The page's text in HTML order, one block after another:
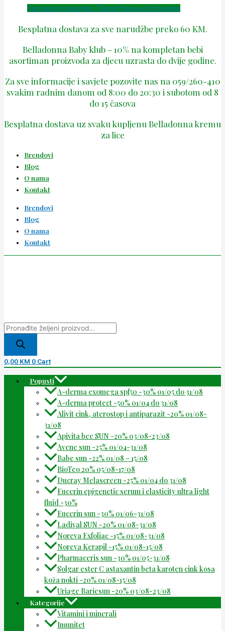
Facebook Instagram Tiktok Phone-alt Envelope
Besplatna dostava za sve narudžbe preko 60 KM.
Belladonna Baby klub - 10% na kompletan bebi
asortiman proizvoda za djecu uzrasta do dvije godine.
Za sve informacije i savjete pozovite nas na 059/260-410
svakim radnim danom od 8:00 do 20:30 i subotom od 8
do 15 časova
Besplatna dostava uz svaku kupljenu Belladonna kremu
za lice
Brendovi
Blog
O nama
Kontakt
Brendovi
Blog
O nama
Kontakt
0,00 KM 0 Cart
Popusti
A-derma exomega spf50 -30% 01/05 do 31/08
A-derma protect -50% 01/04 do 31/08
Alivit cink, aterostop i antiparazit -20% 01/08-
31/08
Apivita bee SUN -20% 03/08-23/08
Avene sun -25% 01/04-31/08
Babe sun -22% 01/08 – 15/08
BioTeo 20% 05/08-17/08
Ducray Melascreen -25% 01/04 do 31/08
Eucerin epigenetic serum i elasticity ultra light
fluid -30%
Eucerin sun -30% 01/06-31/08
Ladival SUN -20% 01/08-31/08
Noreva Exfoliac -15% 01/08-31/08
Noreva Kerapil -15% 01/08-15/08
Pharmaceris sun -30% 01/05-31/08
Solgar ester C astaxantin beta karoten cink kosa
koža nokti -20% 01/08-15/08
Uriage Bariesun -20% 03/08-23/08
Kategorije
Vitamini i minerali
Imunitet